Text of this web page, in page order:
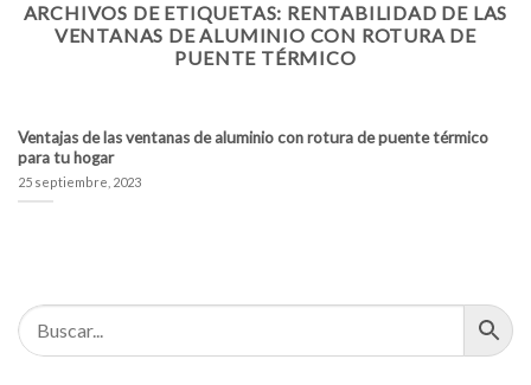
ARCHIVOS DE ETIQUETAS: RENTABILIDAD DE LAS
VENTANAS DE ALUMINIO CON ROTURA DE
PUENTE TÉRMICO
Ventajas de las ventanas de aluminio con rotura de puente térmico
para tu hogar
25 septiembre, 2023